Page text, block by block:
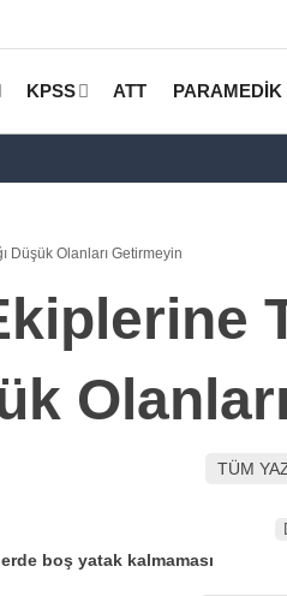
KPSS ATT
Düşük Olanları Getirmeyin
TÜM